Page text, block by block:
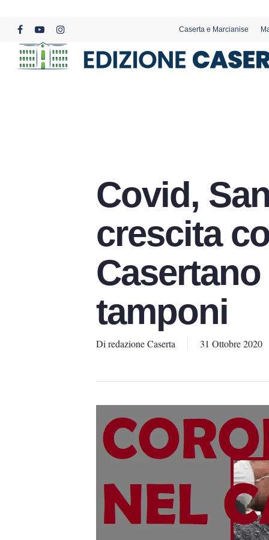
content
facebookyoutubeinstagram
Caserta e Marcianise
Covid,
crescita
tamponi
Di redazione Caserta 31 Ottobre 2020